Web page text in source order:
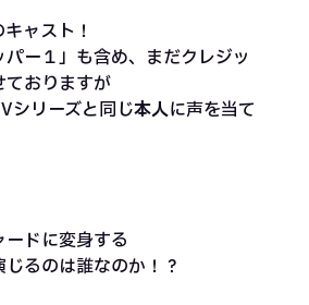
ャスト！
ー１」も含め、まだクレジッ
ておりますが
シリーズと同じ本人に声を当て
ドに変身する
じるのは誰なのか！？